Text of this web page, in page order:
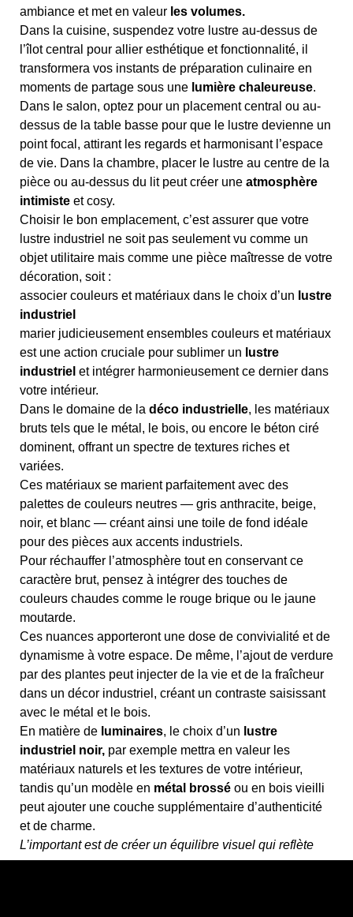
ambiance et met en valeur les volumes.
Dans la cuisine, suspendez votre lustre au-dessus de
l’îlot central pour allier esthétique et fonctionnalité, il
transformera vos instants de préparation culinaire en
moments de partage sous une lumière chaleureuse.
Dans le salon, optez pour un placement central ou au-
dessus de la table basse pour que le lustre devienne un
point focal, attirant les regards et harmonisant l’espace
de vie. Dans la chambre, placer le lustre au centre de la
pièce ou au-dessus du lit peut créer une atmosphère
intimiste et cosy.
Choisir le bon emplacement, c’est assurer que votre
lustre industriel ne soit pas seulement vu comme un
objet utilitaire mais comme une pièce maîtresse de votre
décoration, soit :
associer couleurs et matériaux dans le choix d’un lustre
industriel
marier judicieusement ensembles couleurs et matériaux
est une action cruciale pour sublimer un lustre
industriel et intégrer harmonieusement ce dernier dans
votre intérieur.
Dans le domaine de la déco industrielle, les matériaux
bruts tels que le métal, le bois, ou encore le béton ciré
dominent, offrant un spectre de textures riches et
variées.
Ces matériaux se marient parfaitement avec des
palettes de couleurs neutres — gris anthracite, beige,
noir, et blanc — créant ainsi une toile de fond idéale
pour des pièces aux accents industriels.
Pour réchauffer l’atmosphère tout en conservant ce
caractère brut, pensez à intégrer des touches de
couleurs chaudes comme le rouge brique ou le jaune
moutarde.
Ces nuances apporteront une dose de convivialité et de
dynamisme à votre espace. De même, l’ajout de verdure
par des plantes peut injecter de la vie et de la fraîcheur
dans un décor industriel, créant un contraste saisissant
avec le métal et le bois.
En matière de luminaires, le choix d’un lustre
industriel noir, par exemple mettra en valeur les
matériaux naturels et les textures de votre intérieur,
tandis qu’un modèle en métal brossé ou en bois vieilli
peut ajouter une couche supplémentaire d’authenticité
et de charme.
L’important est de créer un équilibre visuel qui reflète
votre goût personnel tout en respectant l’esthétique